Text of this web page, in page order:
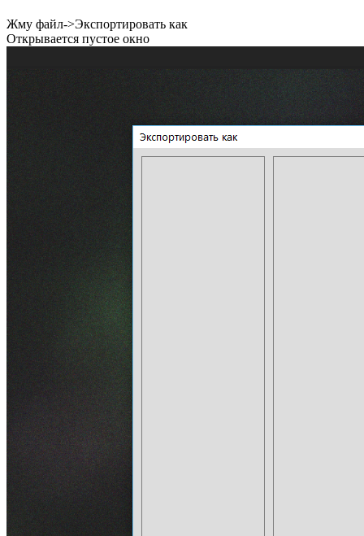
Жму файл->Экспортировать как
Открывается пустое окно